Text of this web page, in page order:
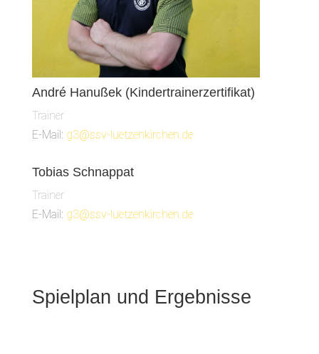
André Hanußek (Kindertrainerzertifikat)
Trainer
E-Mail: g3@ssv-luetzenkirchen.de
Tobias Schnappat
Trainer
E-Mail: g3@ssv-luetzenkirchen.de
Spielplan und Ergebnisse